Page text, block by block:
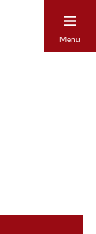
Menu